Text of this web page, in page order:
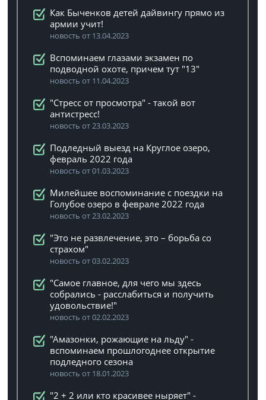
Как Быченков детей дайвингу прямо из
армии учит!
новость от 13.04.2023
Вспоминаем глазами экзамен по
подводной охоте, причем тут "13"
новость от 11.04.2023
"Стресс от просмотра" - такой вот
антистресс!
новость от 23.03.2023
Подледный выезд на Круглое озеро,
февраль 2022 года
новость от 01.03.2023
Милейшее воспоминание с поездки на
Голубое озеро в феврале 2022 года
новость от 23.02.2023
"Это не развлечение, это – борьба со
страхом"
новость от 03.02.2023
"Самое главное, для чего мы здесь
собрались - расслабиться и получить
удовольствие!"
новость от 02.02.2023
"Амазонки, рожающие на льду" -
вспоминаем прошлогоднее открытие
подледного сезона
новость от 18.01.2023
"2 + 2 или кто красивее ныряет" -